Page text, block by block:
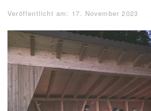
Veröffentlicht am: 17. November 2023